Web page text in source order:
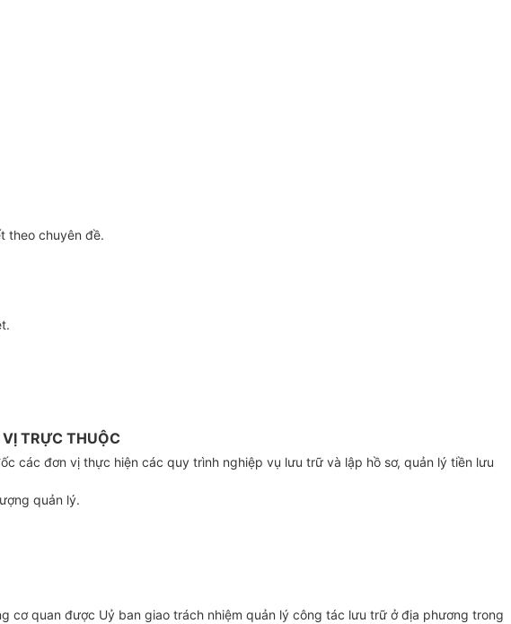
theo chuyên đề.
TRỰC THUỘC
các đơn vị thực hiện các quy trình nghiệp vụ lưu trữ và lập hồ sơ, quản lý tiền lưu
quản lý.
cơ quan được Uỷ ban giao trách nhiệm quản lý công tác lưu trữ ở địa phương trong